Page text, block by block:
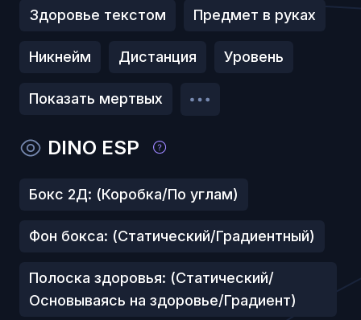
Здоровье текстом Предмет в руках
Никнейм Дистанция Уровень
Показать мертвых
DINO ESP
Бокс 2Д: (Коробка/По углам)
Фон бокса: (Статический/Градиентный)
Полоска здоровья: (Статический/
Основываясь на здоровье/Градиент)